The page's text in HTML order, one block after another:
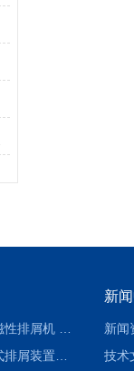
新
新闻
技术